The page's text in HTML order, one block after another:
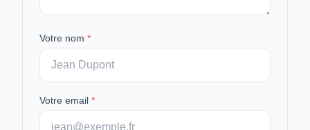
Votre nom *
Votre email *